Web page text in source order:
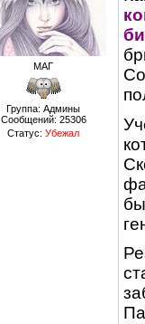
МАГ
Группа: Админы
Сообщений: 25306
Статус: Убежал